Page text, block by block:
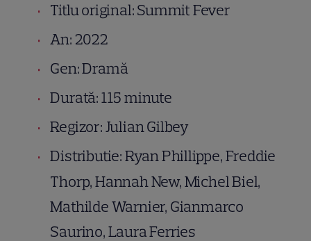
Titlu original: Summit Fever
An: 2022
Gen: Dramă
Durată: 115 minute
Regizor: Julian Gilbey
Distributie: Ryan Phillippe, Freddie
Thorp, Hannah New, Michel Biel,
Mathilde Warnier, Gianmarco
Saurino, Laura Ferries